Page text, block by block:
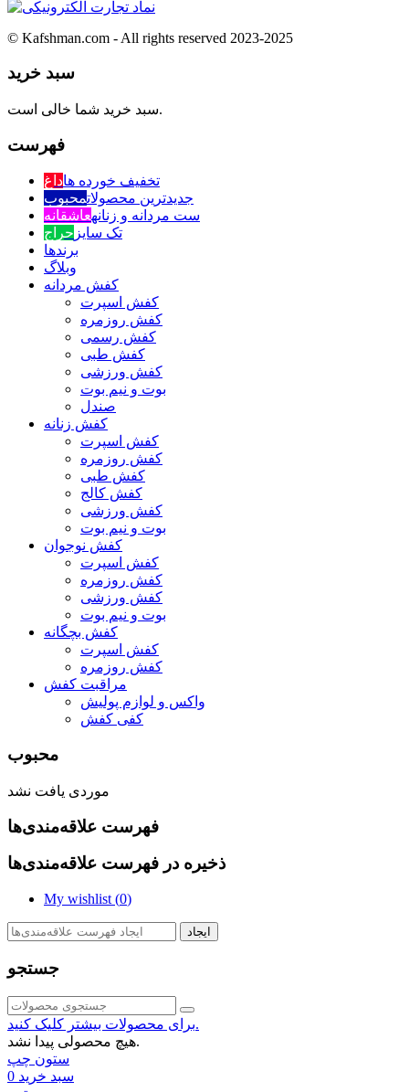
© Kafshman.com - All rights reserved 2023-2025
سبد خرید
سبد خرید شما خالی است.
فهرست
تخفیف خورده هاداغ
جدیدترین محصولاتمحبوب
ست مردانه و زنانهعاشقانه
تک سایز حراج
برندها
وبلاگ
کفش مردانه
کفش اسپرت
کفش روزمره
کفش رسمی
کفش طبی
کفش ورزشی
بوت و نیم بوت
صندل
کفش زنانه
کفش اسپرت
کفش روزمره
کفش طبی
کفش کالج
کفش ورزشی
بوت و نیم بوت
کفش نوجوان
کفش اسپرت
کفش روزمره
کفش ورزشی
بوت و نیم بوت
کفش بچگانه
کفش اسپرت
کفش روزمره
مراقبت کفش
واکس و لوازم پولیش
کفی کفش
محبوب
موردی یافت نشد
فهرست علاقه‌مندی‌ها
ذخیره در فهرست علاقه‌مندی‌ها
My wishlist (0)
ایجاد
جستجو
برای محصولات بیشتر کلیک کنید.
هیچ محصولی پیدا نشد.
ستون چپ
سبد خرید 0